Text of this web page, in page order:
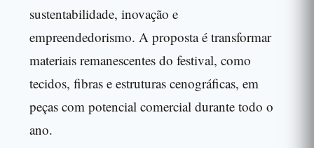
sustentabilidade, inovação e
empreendedorismo. A proposta é transformar
materiais remanescentes do festival, como
tecidos, fibras e estruturas cenográficas, em
peças com potencial comercial durante todo o
ano.